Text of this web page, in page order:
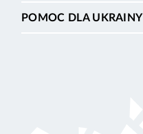
POMOC DLA UKRAINY